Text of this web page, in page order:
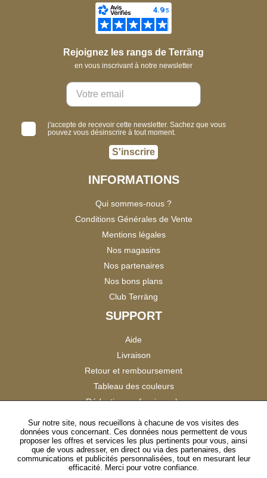
Rejoignez les rangs de Terräng
en vous inscrivant à notre newsletter
j'accepte de recevoir cette newsletter. Sachez que vous
pouvez vous désinscrire à tout moment.
S'inscrire
INFORMATIONS
Qui sommes-nous ?
Conditions Générales de Vente
Mentions légales
Nos magasins
Nos partenaires
Nos bons plans
Club Terräng
SUPPORT
Aide
Livraison
Retour et remboursement
Tableau des couleurs
Réduction professionnels
Catalogues
Satisfaction Clients
SUIVEZ-NOUS
Sur notre site, nous recueillons à chacune de vos visites des
données vous concernant. Ces données nous permettent de vous
proposer les offres et services les plus pertinents pour vous, ainsi
que de vous adresser, en direct ou via des partenaires, des
communications et publicités personnalisées, tout en mesurant leur
efficacité. Merci pour votre confiance.